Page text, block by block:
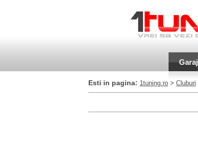
Esti in pagina: 1tuning.ro > Cluburi